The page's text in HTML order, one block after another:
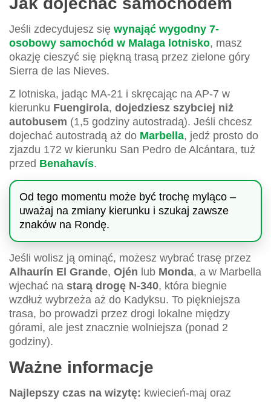
Jeśli zdecydujesz się wynająć wygodny 7-
osobowy samochód w Malaga lotnisko, masz
okazję cieszyć się piękną trasą przez zielone góry
Sierra de las Nieves.
Z lotniska, jadąc MA-21 i skręcając na AP-7 w
kierunku Fuengirola, dojedziesz szybciej niż
autobusem (1,5 godziny autostradą). Jeśli chcesz
dojechać autostradą aż do Marbella, jedź prosto do
zjazdu 172 w kierunku San Pedro de Alcántara, tuż
przed Benahavís.
Od tego momentu może być trochę myląco –
uważaj na zmiany kierunku i szukaj zawsze
znaków na Rondę.
Jeśli wolisz ją ominąć, możesz wybrać trasę przez
Alhaurín El Grande, Ojén lub Monda, a w Marbella
wjechać na starą drogę N-340, która biegnie
wzdłuż wybrzeża aż do Kadyksu. To piękniejsza
trasa, bo prowadzi przez drogi lokalne między
górami, ale jest znacznie wolniejsza (ponad 2
godziny).
Ważne informacje
Najlepszy czas na wizytę: kwiecień-maj oraz